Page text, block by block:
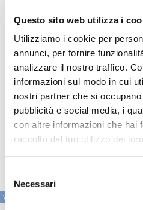
Questo sito web utilizza i
Utilizziamo i cookie per
annunci, per fornire
analizzare il nostro traffico.
informazioni sul modo in cui
nostri partner che si
pubblicità e social media, i
con altre informazioni che hai
raccolto dal tuo utilizzo dei
del
consenso
Necessari
servizi innovativi in un
supervisione diretta delle
di sperimentazione
processi e soluzioni già
riducendo incertezze e
partner, la sandbox
tecnologie integrate.
creare standard condivisi tra
rafforzando la resilienza
sostenendo fiducia,
VAI ALLA SEZIONE IN PRIMO PIANO